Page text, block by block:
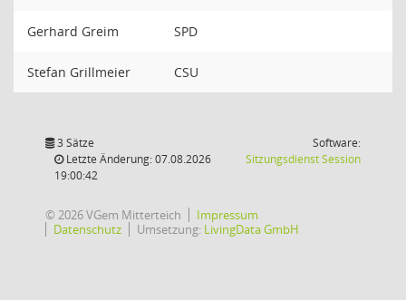
Gerhard Greim SPD
Stefan Grillmeier CSU
3 Sätze
Letzte Änderung: 07.08.2026
19:00:42
Software:
SitzungsdienstSession(Wird in
© 2026 VGem Mitterteich
Impressum
Datenschutz
Umsetzung: LivingData GmbH